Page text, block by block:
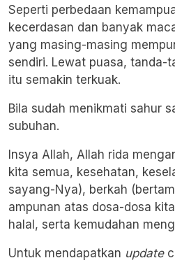
Seperti perbedaan
kecerdasan dan banyak
yang masing-masing
sendiri. Lewat puasa, tanda-
itu semakin terkuak.
Bila sudah menikmati sahur
subuhan.
Insya Allah, Allah rida
kita semua, kesehatan,
sayang-Nya), berkah
ampunan atas dosa-dosa
halal, serta kemudahan
Untuk mendapatkan update